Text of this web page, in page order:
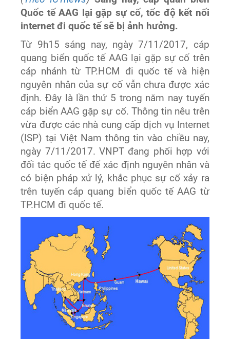
Quốc tế AAG lại gặp sự cố, tốc độ kết nối
internet đi quốc tế sẽ bị ảnh hưởng.
Từ 9h15 sáng nay, ngày 7/11/2017, cáp
quang biển quốc tế AAG lại gặp sự cố trên
cáp nhánh từ TP.HCM đi quốc tế và hiện
nguyên nhân của sự cố vẫn chưa được xác
định. Đây là lần thứ 5 trong năm nay tuyến
cáp biển AAG gặp sự cố. Thông tin nêu trên
vừa được các nhà cung cấp dịch vụ Internet
(ISP) tại Việt Nam thông tin vào chiều nay,
ngày 7/11/2017. VNPT đang phối hợp với
đối tác quốc tế để xác định nguyên nhân và
có biện pháp xử lý, khắc phục sự cố xảy ra
trên tuyến cáp quang biển quốc tế AAG từ
TP.HCM đi quốc tế.